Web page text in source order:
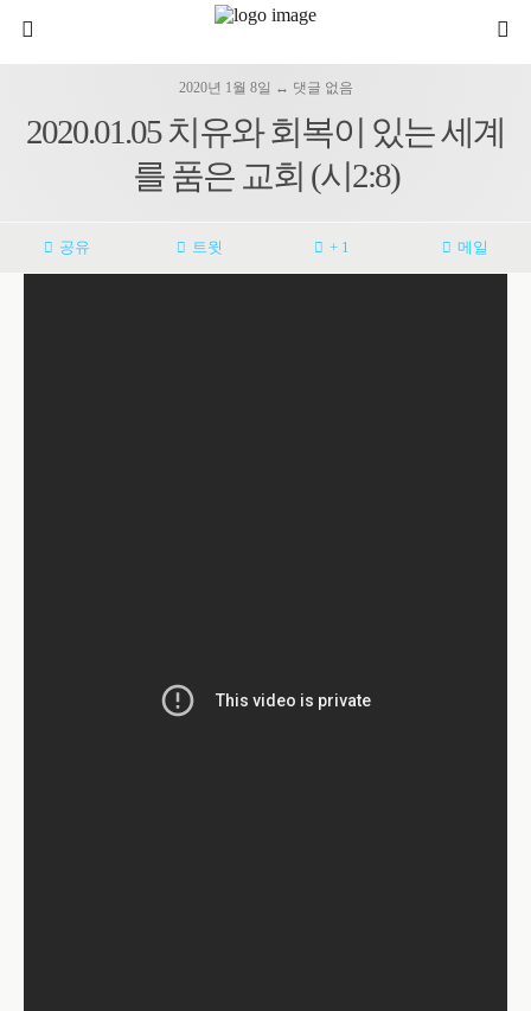
2020년 1월 8일 ↔ 댓글 없음
2020.01.05 치유와 회복이 있는 세계
를 품은 교회 (시2:8)
공유 트윗 + 1 메일